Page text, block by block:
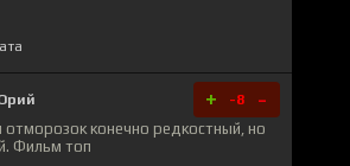
+ -8 -
отморозок конечно редкостный, но
Фильм топ